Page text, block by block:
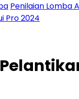
Penilaian Lomba
Pro 2024